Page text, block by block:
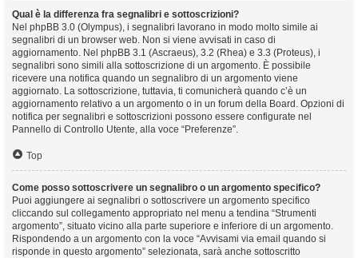
Qual è la differenza fra segnalibri e sottoscrizioni?
Nel phpBB 3.0 (Olympus), i segnalibri lavorano in modo molto simile ai
segnalibri di un browser web. Non si viene avvisati in caso di
aggiornamento. Nel phpBB 3.1 (Ascraeus), 3.2 (Rhea) e 3.3 (Proteus), i
segnalibri sono simili alla sottoscrizione di un argomento. È possibile
ricevere una notifica quando un segnalibro di un argomento viene
aggiornato. La sottoscrizione, tuttavia, ti comunicherà quando c’è un
aggiornamento relativo a un argomento o in un forum della Board. Opzioni di
notifica per segnalibri e sottoscrizioni possono essere configurate nel
Pannello di Controllo Utente, alla voce “Preferenze”.
Top
Come posso sottoscrivere un segnalibro o un argomento specifico?
Puoi aggiungere ai segnalibri o sottoscrivere un argomento specifico
cliccando sul collegamento appropriato nel menu a tendina “Strumenti
argomento”, situato vicino alla parte superiore e inferiore di un argomento.
Rispondendo a un argomento con la voce “Avvisami via email quando si
risponde in questo argomento” selezionata, sarà anche sottoscritto